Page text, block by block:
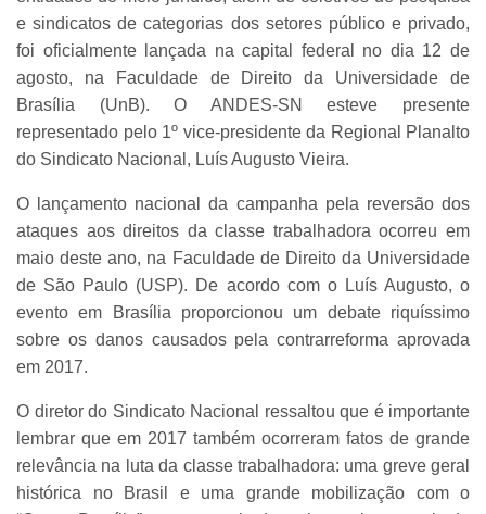
e sindicatos de categorias dos setores público e privado,
foi oficialmente lançada na capital federal no dia 12 de
agosto, na Faculdade de Direito da Universidade de
Brasília (UnB). O ANDES-SN esteve presente
representado pelo 1º vice-presidente da Regional Planalto
do Sindicato Nacional, Luís Augusto Vieira.
O lançamento nacional da campanha pela reversão dos
ataques aos direitos da classe trabalhadora ocorreu em
maio deste ano, na Faculdade de Direito da Universidade
de São Paulo (USP). De acordo com o Luís Augusto, o
evento em Brasília proporcionou um debate riquíssimo
sobre os danos causados pela contrarreforma aprovada
em 2017.
O diretor do Sindicato Nacional ressaltou que é importante
lembrar que em 2017 também ocorreram fatos de grande
relevância na luta da classe trabalhadora: uma greve geral
histórica no Brasil e uma grande mobilização com o